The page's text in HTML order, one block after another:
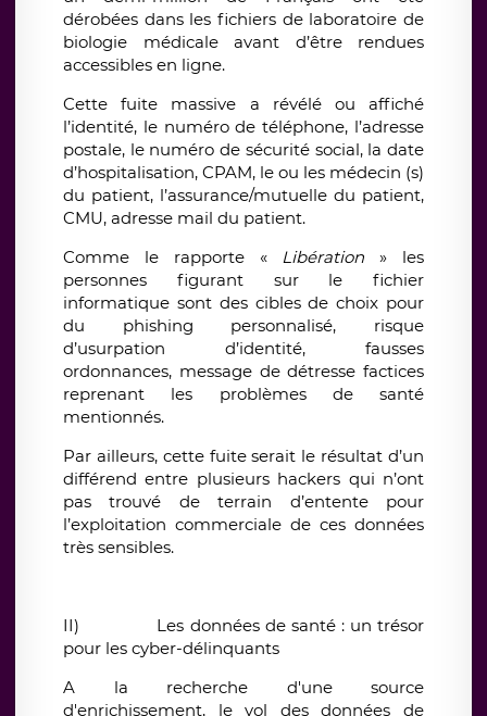
dérobées dans les fichiers de laboratoire de
biologie médicale avant d’être rendues
accessibles en ligne.
Cette fuite massive a révélé ou affiché
l’identité, le numéro de téléphone, l’adresse
postale, le numéro de sécurité social, la date
d’hospitalisation, CPAM, le ou les médecin (s)
du patient, l’assurance/mutuelle du patient,
CMU, adresse mail du patient.
Comme le rapporte « Libération » les
personnes figurant sur le fichier
informatique sont des cibles de choix pour
du phishing personnalisé, risque
d’usurpation d’identité, fausses
ordonnances, message de détresse factices
reprenant les problèmes de santé
mentionnés.
Par ailleurs, cette fuite serait le résultat d’un
différend entre plusieurs hackers qui n’ont
pas trouvé de terrain d’entente pour
l’exploitation commerciale de ces données
très sensibles.
II)
Les données de santé : un trésor
pour les cyber-délinquants
A la recherche d'une source
d'enrichissement, le vol des données de